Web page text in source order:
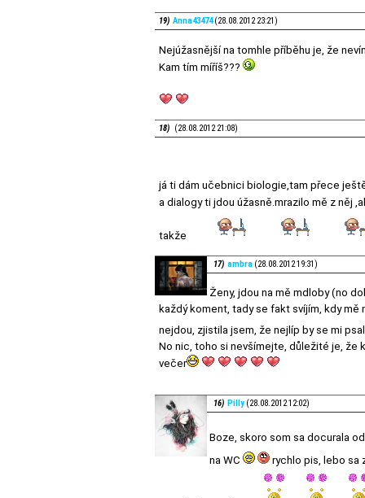
19) Anna43474(28.08.2012 23:21)
Nejúžasnější na tomhle příběhu je, že
Kam tím míříš???
18) (28.08.2012 21:08)
já ti dám učebnici biologie,tam přece
a dialogy ti jdou úžasně.mrazilo mě z něj
takže
17) ambra (28.08.2012 19:31)
Ženy, jdou na mě mdloby (no
každý koment, tady se fakt svíjím, kdy
nejdou, zjistila jsem, že nejlíp by se mi
No nic, toho si nevšímejte, důležité je, že
večer
16) Pilly (28.08.2012 12:02)
Boze, skoro som sa docurala
na WC
rychlo pis, lebo sa